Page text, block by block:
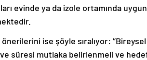
evinde ya da izole ortamında
ise şöyle sıralıyor:
süresi mutlaka belirlenmeli ve